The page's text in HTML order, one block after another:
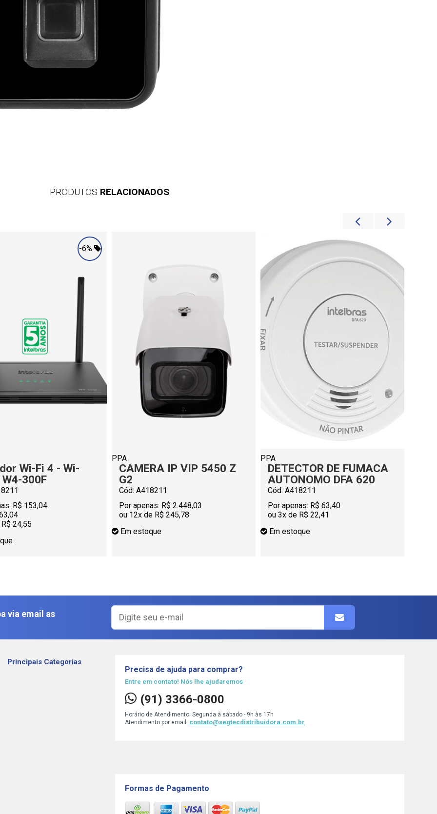
PRODUTOS RELACIONADOS
-6%
Wi-Fi 4 - Wi-
300F
R$ 153,04
24,55
PPA
CAMERA IP VIP 5450 Z
G2
Cód: A418211
Por apenas: R$ 2.448,03
ou 12x de R$ 245,78
Em estoque
PPA
DETECTOR DE FUMACA
AUTONOMO DFA 620
Cód: A418211
Por apenas: R$ 63,40
ou 3x de R$ 22,41
Em estoque
via email as
Principais Categorias
Precisa de ajuda para comprar?
Entre em contato! Nós lhe ajudaremos
(91) 3366-0800
Horário de Atendimento: Segunda à sábado - 9h às 17h
Atendimento por email: contato@segtecdistribuidora.com.br
Formas de Pagamento